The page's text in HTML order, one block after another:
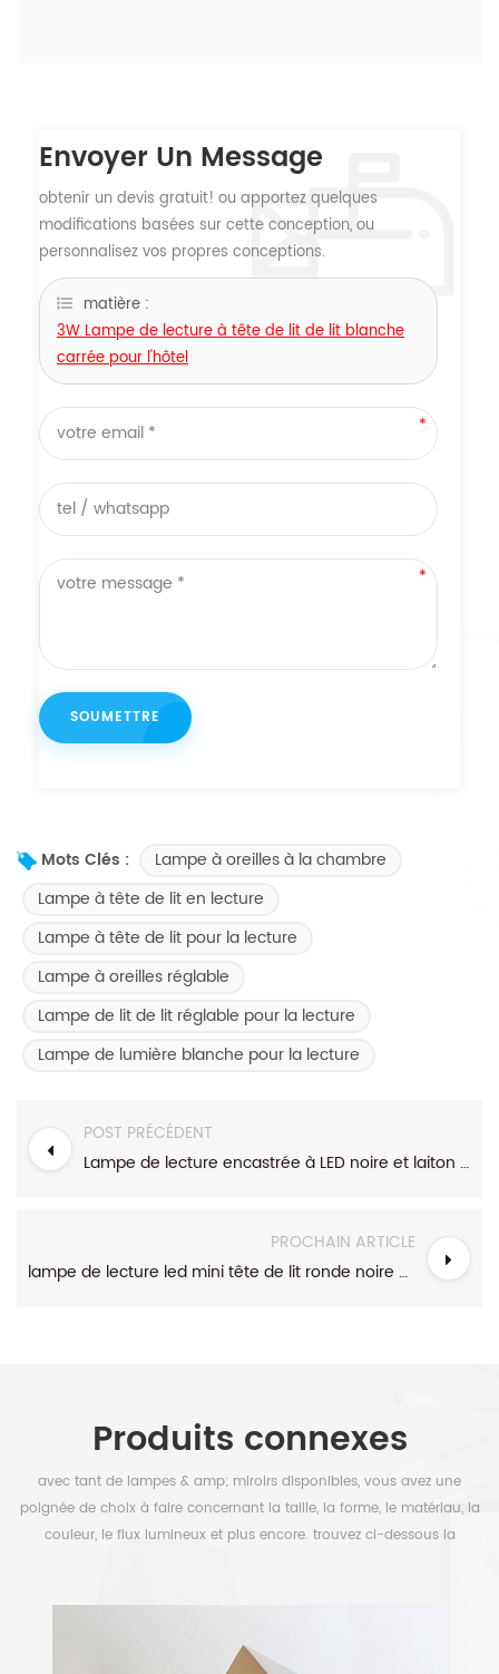
Envoyer Un Message
obtenir un devis gratuit! ou apportez quelques
modifications basées sur cette conception, ou
personnalisez vos propres conceptions.
matière :
3W Lampe de lecture à tête de lit de lit blanche
carrée pour l'hôtel
Mots Clés :
Lampe à oreilles à la chambre
Lampe à tête de lit en lecture
Lampe à tête de lit pour la lecture
Lampe à oreilles réglable
Lampe de lit de lit réglable pour la lecture
Lampe de lumière blanche pour la lecture
POST PRÉCÉDENT
Lampe de lecture encastrée à LED noire et laiton au design moderne au-dessus du lit
PROCHAIN ARTICLE
lampe de lecture led mini tête de lit ronde noire avec interrupteur
Produits connexes
avec tant de lampes & amp; miroirs disponibles, vous avez une
poignée de choix à faire concernant la taille, la forme, le matériau, la
couleur, le flux lumineux et plus encore. trouvez ci-dessous la